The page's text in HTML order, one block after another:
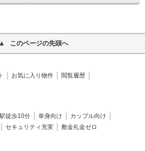
このページの先頭へ
お気に入り物件
閲覧履歴
駅徒歩10分 単身向け
カップル向け
セキュリティ充実 敷金礼金ゼロ